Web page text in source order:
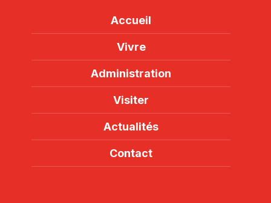
Accueil
Vivre
Administration
Visiter
Actualités
Contact